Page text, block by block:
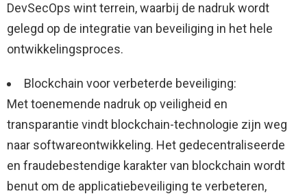
DevSecOps wint terrein, waarbij de nadruk wordt
gelegd op de integratie van beveiliging in het hele
ontwikkelingsproces.
Blockchain voor verbeterde beveiliging:
Met toenemende nadruk op veiligheid en
transparantie vindt blockchain-technologie zijn weg
naar softwareontwikkeling. Het gedecentraliseerde
en fraudebestendige karakter van blockchain wordt
benut om de applicatiebeveiliging te verbeteren,